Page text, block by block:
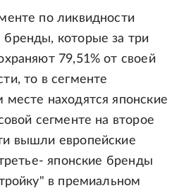
по ликвидности
которые за три
79,51% от своей
то в сегменте
находятся японские
сегменте на второе
вышли европейские
японские бренды
в премиальном